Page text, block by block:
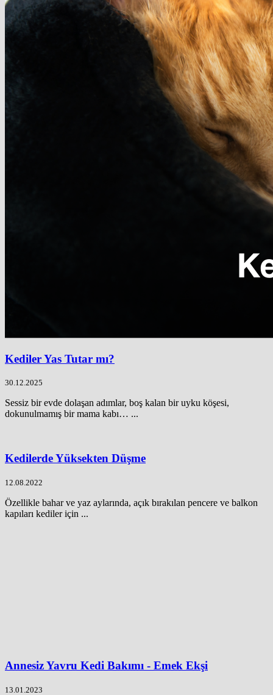
Kediler Yas Tutar mı?
30.12.2025
Sessiz bir evde dolaşan adımlar, boş kalan bir uyku köşesi,
dokunulmamış bir mama kabı… ...
Kedilerde Yüksekten Düşme
12.08.2022
Özellikle bahar ve yaz aylarında, açık bırakılan pencere ve balkon
kapıları kediler için ...
Annesiz Yavru Kedi Bakımı - Emek Ekşi
13.01.2023